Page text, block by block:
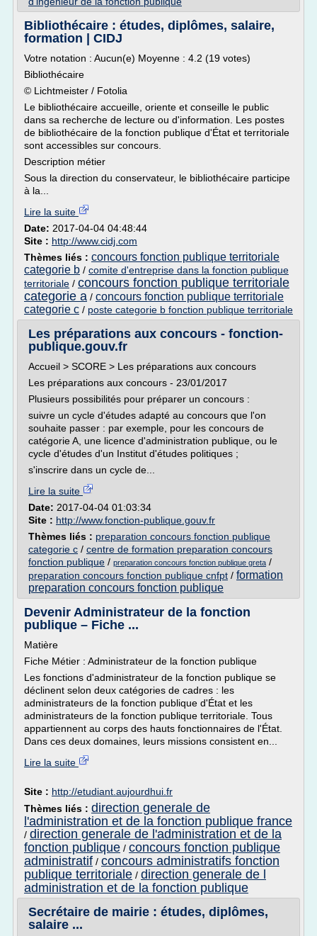
Bibliothécaire : études, diplômes, salaire,
formation | CIDJ
Votre notation : Aucun(e) Moyenne : 4.2 (19 votes)
Bibliothécaire
© Lichtmeister / Fotolia
Le bibliothécaire accueille, oriente et conseille le public
dans sa recherche de lecture ou d'information. Les postes
de bibliothécaire de la fonction publique d'État et territoriale
sont accessibles sur concours.
Description métier
Sous la direction du conservateur, le bibliothécaire participe
à la...
Lire la suite
Date: 2017-04-04 04:48:44
Site : http://www.cidj.com
Thèmes liés : concours fonction publique territoriale
categorie b / comite d'entreprise dans la fonction publique
territoriale / concours fonction publique territoriale
categorie a / concours fonction publique territoriale
categorie c / poste categorie b fonction publique territoriale
Les préparations aux concours - fonction-
publique.gouv.fr
Accueil > SCORE > Les préparations aux concours
Les préparations aux concours - 23/01/2017
Plusieurs possibilités pour préparer un concours :
suivre un cycle d'études adapté au concours que l'on
souhaite passer : par exemple, pour les concours de
catégorie A, une licence d'administration publique, ou le
cycle d'études d'un Institut d'études politiques ;
s'inscrire dans un cycle de...
Lire la suite
Date: 2017-04-04 01:03:34
Site : http://www.fonction-publique.gouv.fr
Thèmes liés : preparation concours fonction publique
categorie c / centre de formation preparation concours
fonction publique / preparation concours fonction publique greta /
preparation concours fonction publique cnfpt / formation
preparation concours fonction publique
Devenir Administrateur de la fonction
publique – Fiche ...
Matière
Fiche Métier : Administrateur de la fonction publique
Les fonctions d'administrateur de la fonction publique se
déclinent selon deux catégories de cadres : les
administrateurs de la fonction publique d'État et les
administrateurs de la fonction publique territoriale. Tous
appartiennent au corps des hauts fonctionnaires de l'État.
Dans ces deux domaines, leurs missions consistent en...
Lire la suite
Site : http://etudiant.aujourdhui.fr
Thèmes liés : direction generale de
l'administration et de la fonction publique france
/ direction generale de l'administration et de la
fonction publique / concours fonction publique
administratif / concours administratifs fonction
publique territoriale / direction generale de l
administration et de la fonction publique
Secrétaire de mairie : études, diplômes,
salaire ...